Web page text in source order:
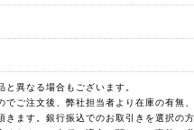
異なる場合もございます。
でご注文後、弊社担当者より在庫の有無
きます。銀行振込でのお取引きを選択の